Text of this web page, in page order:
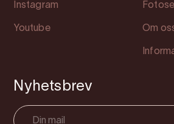
Instagram
Youtube Om
Nyhetsbrev